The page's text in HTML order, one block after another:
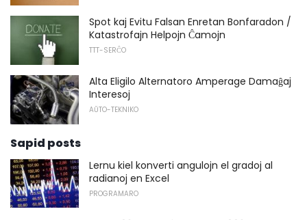
Spot kaj Evitu Falsan Enretan Bonfaradon /
Katastrofajn Helpojn Ĉamojn
TTT-SERĈO
Alta Eligilo Alternatoro Amperage Damaĝaj
Interesoj
AŬTO-TEKNIKO
Sapid posts
Lernu kiel konverti angulojn el gradoj al
radianoj en Excel
PROGRAMARO